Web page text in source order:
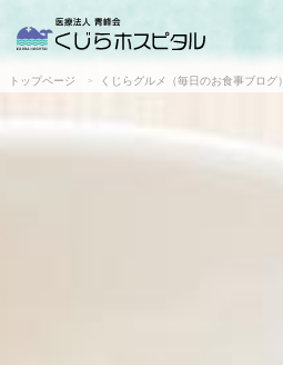
トップページ くじらグルメ（毎日のお食事ブログ）